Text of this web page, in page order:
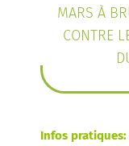
MARS À
CONTRE
Infos pratiques: